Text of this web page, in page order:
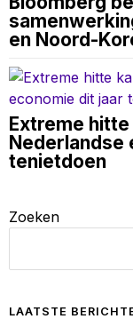
en Noord-
Extreme
Nederlandse
tenietdoen
Zoeken
LAATSTE